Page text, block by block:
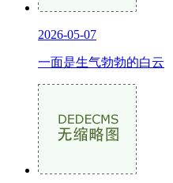
2026-05-07
一面是生气勃勃的白云